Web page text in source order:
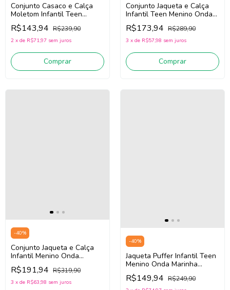
Conjunto Casaco e Calça
Moletom Infantil Teen
Menino Onda Marinha
1261131 (Preto)
R$143,94 R$239,90
2 x de R$71,97 sem juros
Comprar
Conjunto Jaqueta e Calça
Infantil Teen Menino Onda
Marinha 1261134
(Cinza/Bege Escuro)
R$173,94 R$289,90
3 x de R$57,98 sem juros
Comprar
-40%
Conjunto Jaqueta e Calça
Infantil Menino Onda
Marinha 1261071
(Verde/Mostarda/Off White)
R$191,94 R$319,90
3 x de R$63,98 sem juros
-40%
Jaqueta Puffer Infantil Teen
Menino Onda Marinha
1261113 (Verde)
R$149,94 R$249,90